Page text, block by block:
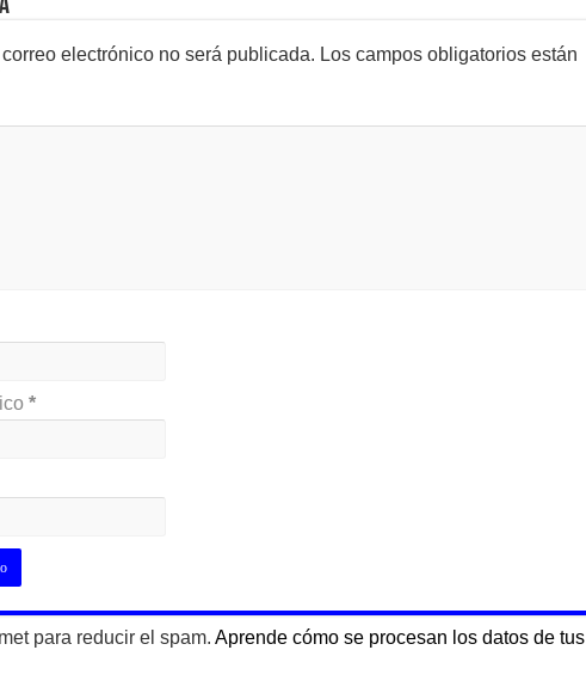
electrónico no será publicada. Los campos obligatorios están
*
para reducir el spam. Aprende cómo se procesan los datos de tus